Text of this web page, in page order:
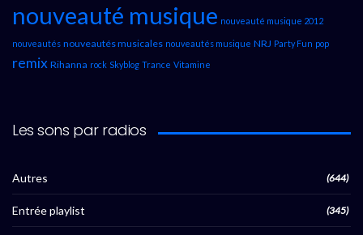
nouveauté musique nouveauté musique 2012
nouveautés nouveautés musicales nouveautés musique NRJ Party Fun pop
remix Rihanna rock Skyblog Trance Vitamine
Les sons par radios
Autres (644)
Entrée playlist (345)